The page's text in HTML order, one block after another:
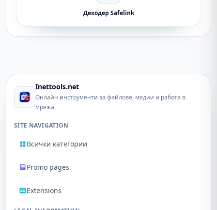
Декодер Safelink
Inettools.net
Онлайн инструменти за файлове, медии и работа в
мрежа
SITE NAVIGATION
Всички категории
Promo pages
Extensions